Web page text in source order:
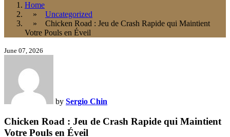
Home
» Uncategorized
» Chicken Road : Jeu de Crash Rapide qui Maintient
Votre Pouls en Éveil
June 07, 2026
by Sergio Chin
Chicken Road : Jeu de Crash Rapide qui Maintient
Votre Pouls en Éveil